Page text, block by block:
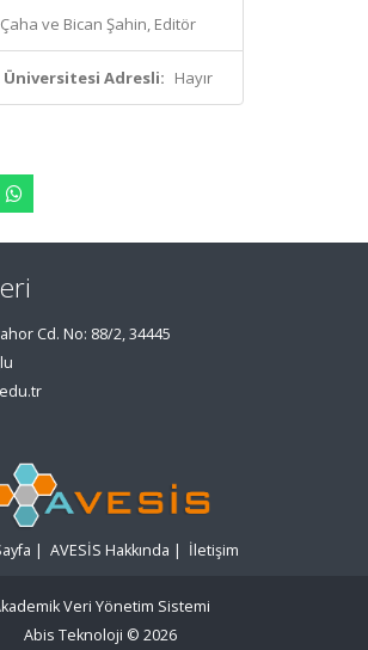
ve Bican Şahin, Editör
Adresli: Hayır
Cd. No: 88/2, 34445
| AVESİS Hakkında | İletişim
Veri Yönetim Sistemi
Abis Teknoloji © 2026